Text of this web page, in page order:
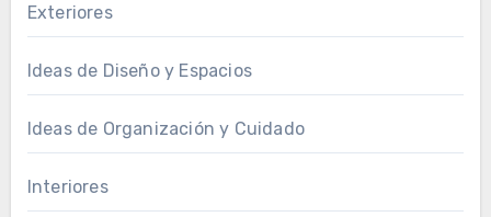
Exteriores
Ideas de Diseño y Espacios
Ideas de Organización y Cuidado
Interiores